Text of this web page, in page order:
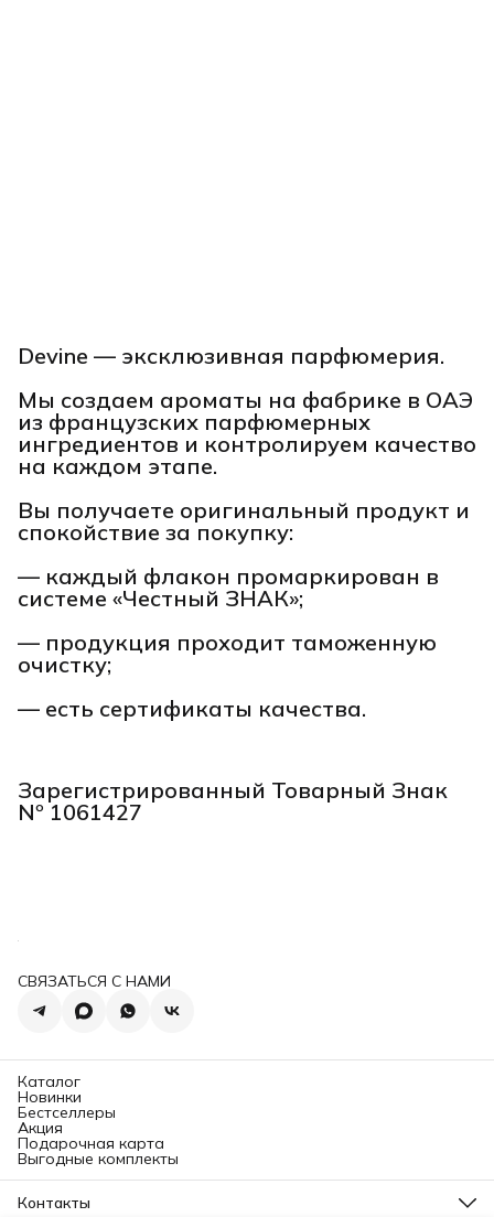
Devine — эксклюзивная парфюмерия.
Мы создаем ароматы на фабрике в ОАЭ
из французских парфюмерных
ингредиентов и контролируем качество
на каждом этапе.
Вы получаете оригинальный продукт и
спокойствие за покупку:
— каждый флакон промаркирован в
системе «Честный ЗНАК»;
— продукция проходит таможенную
очистку;
— есть сертификаты качества.
Зарегистрированный Товарный Знак
Nº 1061427
СВЯЗАТЬСЯ С НАМИ
Каталог
Новинки
Бестселлеры
Акция
Подарочная карта
Выгодные комплекты
Контакты